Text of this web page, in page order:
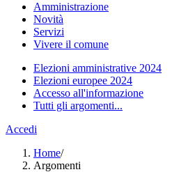
Amministrazione
Novità
Servizi
Vivere il comune
Elezioni amministrative 2024
Elezioni europee 2024
Accesso all'informazione
Tutti gli argomenti...
Accedi
Home/
Argomenti